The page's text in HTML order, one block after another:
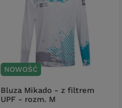
NOWOŚĆ
Bluza Mikado - z filtrem
UPF - rozm. M